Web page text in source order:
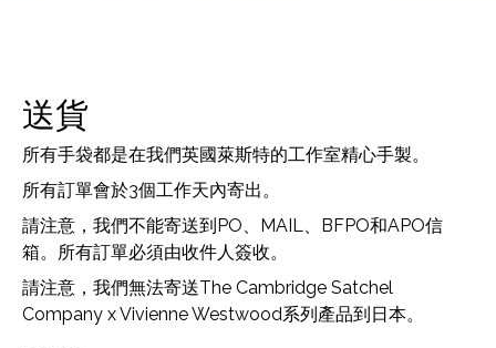
送貨
所有手袋都是在我們英國萊斯特的工作室精心手製。
所有訂單會於3個工作天內寄出。
請注意，我們不能寄送到PO、MAIL、BFPO和APO信
箱。所有訂單必須由收件人簽收。
請注意，我們無法寄送The Cambridge Satchel
Company x Vivienne Westwood系列產品到日本。